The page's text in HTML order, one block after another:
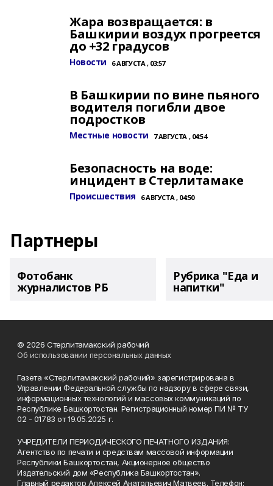
Жара возвращается: в
Башкирии воздух прогреется
до +32 градусов
Новости 6 АВГУСТА , 03:57
В Башкирии по вине пьяного
водителя погибли двое
подростков
Местные новости 7 АВГУСТА , 04:54
Безопасность на воде:
инцидент в Стерлитамаке
Происшествия 6 АВГУСТА , 04:50
Партнеры
Фотобанк
журналистов РБ
Рубрика "Еда и
напитки"
© 2026 Стерлитамакский рабочий
Об использовании персональных данных
Газета «Стерлитамакский рабочий» зарегистрирована в
Управлении Федеральной службы по надзору в сфере связи,
информационных технологий и массовых коммуникаций по
Республике Башкортостан. Регистрационный номер ПИ № ТУ
02 - 01783 от 19.05.2025 г.
УЧРЕДИТЕЛИ ПЕРИОДИЧЕСКОГО ПЕЧАТНОГО ИЗДАНИЯ:
Агентство по печати и средствам массовой информации
Республики Башкортостан, Акционерное общество
Издательский дом «Республика Башкортостан».
Главный редактор Алексей Анатольевич Матвеев. Телефон: